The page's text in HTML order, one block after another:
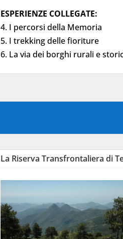
ESPERIENZE COLLEGATE:
4. I percorsi della Memoria
5. I trekking delle fioriture
6. La via dei borghi rurali e
La Riserva Transfrontaliera di